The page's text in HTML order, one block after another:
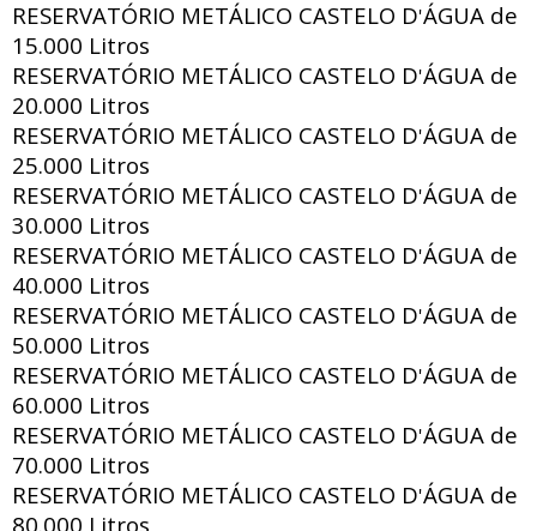
RESERVATÓRIO METÁLICO CASTELO D'ÁGUA de
15.000 Litros
RESERVATÓRIO METÁLICO CASTELO D'ÁGUA de
20.000 Litros
RESERVATÓRIO METÁLICO CASTELO D'ÁGUA de
25.000 Litros
RESERVATÓRIO METÁLICO CASTELO D'ÁGUA de
30.000 Litros
RESERVATÓRIO METÁLICO CASTELO D'ÁGUA de
40.000 Litros
RESERVATÓRIO METÁLICO CASTELO D'ÁGUA de
50.000 Litros
RESERVATÓRIO METÁLICO CASTELO D'ÁGUA de
60.000 Litros
RESERVATÓRIO METÁLICO CASTELO D'ÁGUA de
70.000 Litros
RESERVATÓRIO METÁLICO CASTELO D'ÁGUA de
80.000 Litros